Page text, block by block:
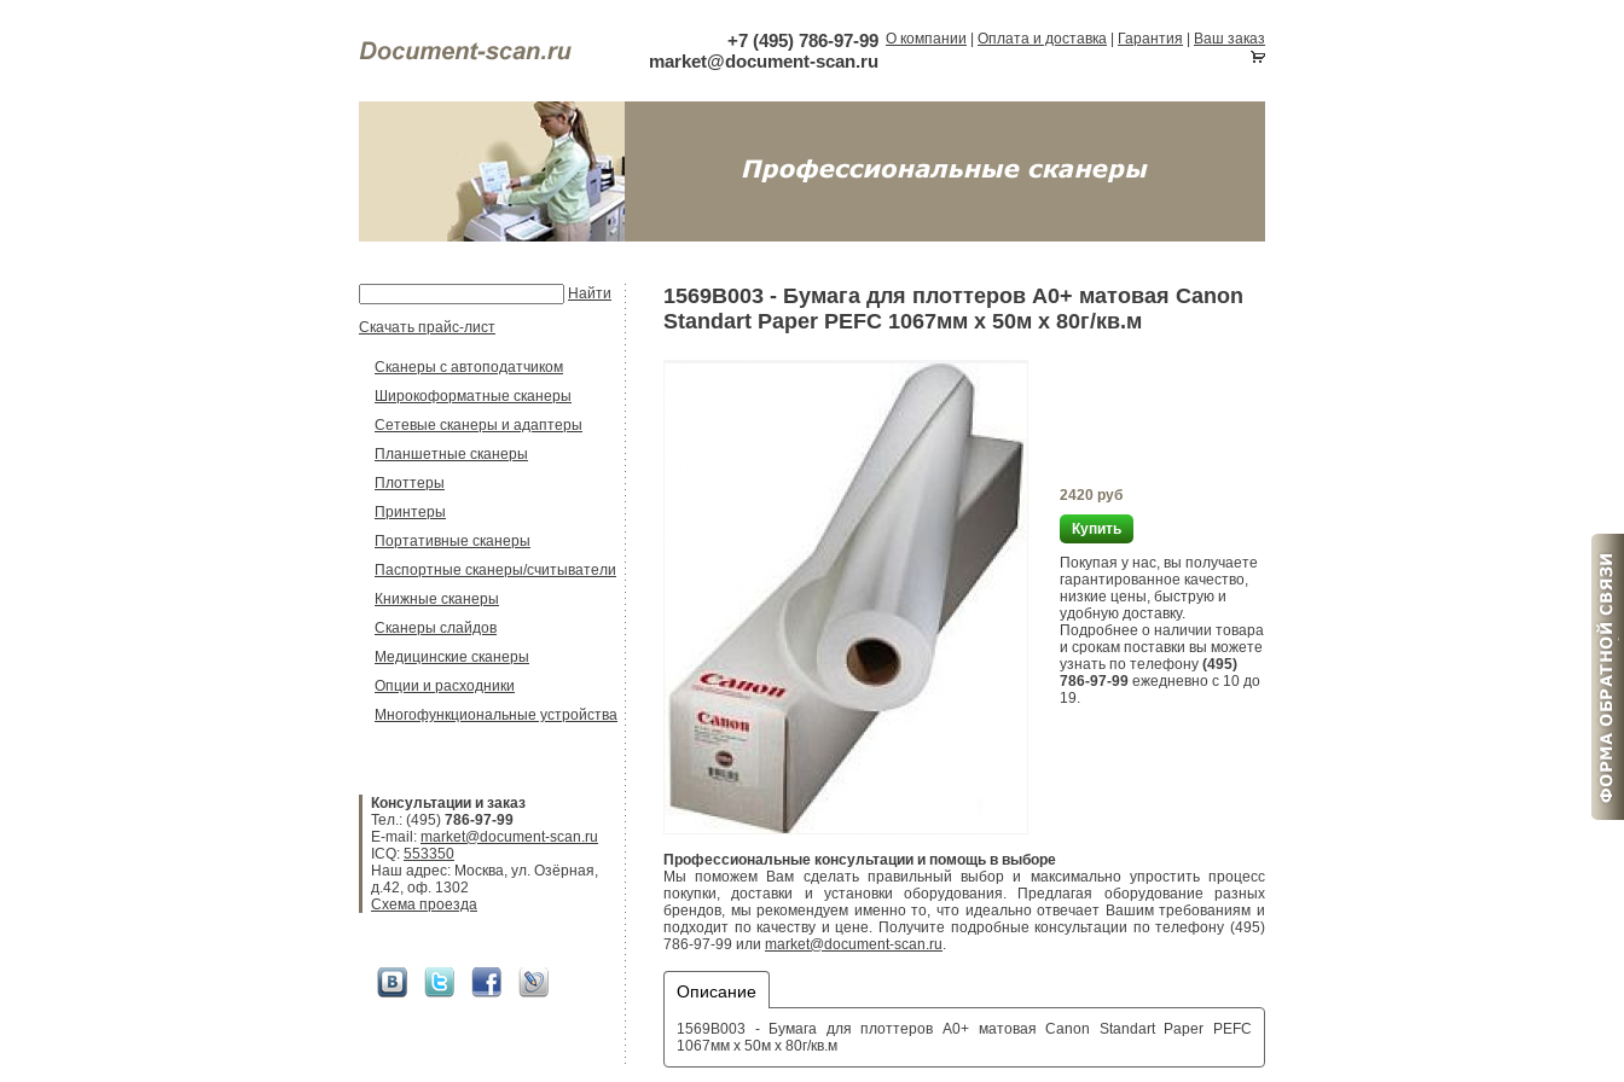
+7 (495) 786-97-99
market@document-scan.ru
О компании Оплата и доставка Гарантия Ваш заказ
Найти
Скачать прайс-лист
Сканеры с автоподатчиком
Широкоформатные сканеры
Сетевые сканеры и адаптеры
Планшетные сканеры
Плоттеры
Принтеры
Портативные сканеры
Паспортные сканеры/считыватели
Книжные сканеры
Сканеры слайдов
Медицинские сканеры
Опции и расходники
Многофункциональные устройства
Консультации и заказ
Тел.: (495) 786-97-99
E-mail: market@document-scan.ru
ICQ: 553350
Наш адрес: Москва, ул. Озёрная,
д.42, оф. 1302
Схема проезда
1569B003 - Бумага для плоттеров А0+ матовая Canon
Standart Paper PEFC 1067мм x 50м x 80г/кв.м
2420 руб
Купить
Покупая у нас, вы получаете
гарантированное качество,
низкие цены, быструю и
удобную доставку.
Подробнее о наличии товара
и срокам поставки вы можете
узнать по телефону (495)
786-97-99 ежедневно с 10 до
19.
Профессиональные консультации и помощь в выборе
Мы поможем Вам сделать правильный выбор и максимально упростить процесс
покупки, доставки и установки оборудования. Предлагая оборудование разных
брендов, мы рекомендуем именно то, что идеально отвечает Вашим требованиям и
подходит по качеству и цене. Получите подробные консультации по телефону (495)
786-97-99 или market@document-scan.ru.
Описание
1569B003 - Бумага для плоттеров А0+ матовая Canon Standart Paper PEFC
1067мм x 50м x 80г/кв.м